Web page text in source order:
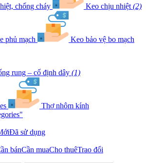
chống cháy Keo chịu nhiệt (2)
phủ mạch Keo bảo vệ bo mạch
rung – cố định dây (1)
Thợ nhôm kính
Đã sử dụng
bánCần muaCho thuêTrao đổi